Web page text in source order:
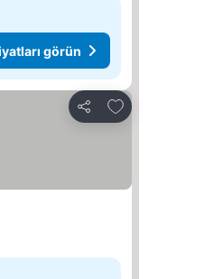
görün
Paylaş
Favorilerime ekle